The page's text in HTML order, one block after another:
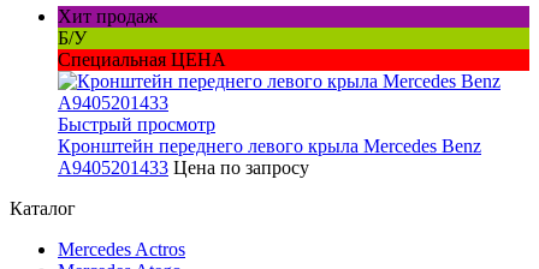
Хит продаж
Б/У
Специальная ЦЕНА
Быстрый просмотр
Кронштейн переднего левого крыла Mercedes Benz
A9405201433 Цена по запросу
Каталог
Mercedes Actros